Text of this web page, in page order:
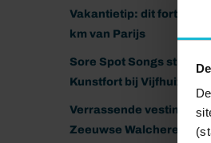
Vakantietip: dit fort ligt
km van Parijs
Sore Spot Songs strijkt
Kunstfort bij Vijfhuizen
Verrassende vestingen
Zeeuwse Walcheren